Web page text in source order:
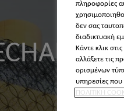
πληροφορίες
δεν σας
διαδικτυακή
Κάντε κλικ
αλλάξετε τις
ορισμένων
υπηρεσίες
ΠΟΛΙΤΙΚΗ